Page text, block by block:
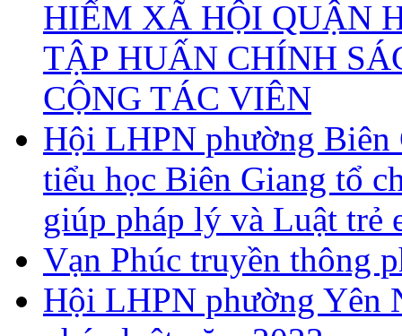
HIỂM XÃ HỘI QUẬN
TẬP HUẤN CHÍNH
CỘNG TÁC VIÊN
Hội LHPN phường Biên
tiểu học Biên Giang tổ
giúp pháp lý và Luật trẻ
Vạn Phúc truyền thông
Hội LHPN phường Yên